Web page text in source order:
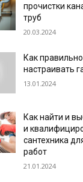
прочистки
труб
20.03.2024
Как
настраивать
13.01.2024
Как найти и
и
сантехника
работ
21.01.2024